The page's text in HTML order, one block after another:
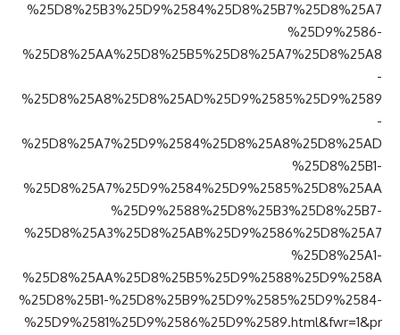
%25D8%25B3%25D9%2584%25D8%25B7%25D8%25A7
%25D9%2586-
%25D8%25AA%25D8%25B5%25D8%25A7%25D8%25A8
-
%25D8%25A8%25D8%25AD%25D9%2585%25D9%2589
-
%25D8%25A7%25D9%2584%25D8%25A8%25D8%25AD
%25D8%25B1-
%25D8%25A7%25D9%2584%25D9%2585%25D8%25AA
%25D9%2588%25D8%25B3%25D8%25B7-
%25D8%25A3%25D8%25AB%25D9%2586%25D8%25A7
%25D8%25A1-
%25D8%25AA%25D8%25B5%25D9%2588%25D9%258A
%25D8%25B1-%25D8%25B9%25D9%2585%25D9%2584-
%25D9%2581%25D9%2586%25D9%2589.html&fwr=1&pr